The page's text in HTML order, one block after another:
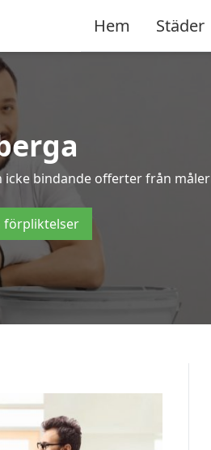
Hem Städer
bindande offerter från
förpliktelser